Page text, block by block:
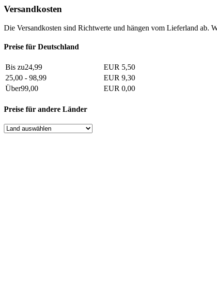
Versandkosten
Die Versandkosten sind Richtwerte und hängen vom Lieferland ab.
Preise für Deutschland
Bis zu24,99
EUR 5,50
25,00 - 98,99
EUR 9,30
Über99,00
EUR 0,00
Preise für andere Länder